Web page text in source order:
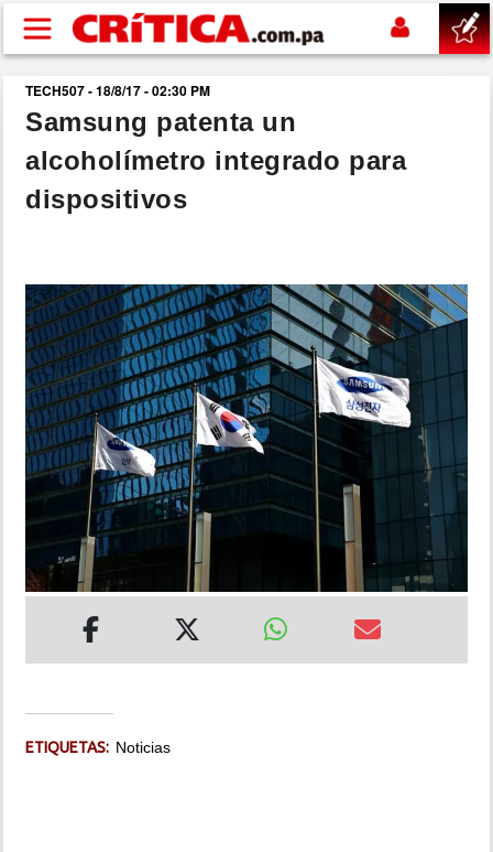
Pasar al contenido principal
buscar
SUCESOS
POLÍTICA
SHOW
DEPORTES
MUNDO
INSÓLITAS
MULTIMEDIA
IMPRESO
TECH507 - 18/8/17 - 02:30 PM
Samsung patenta un
alcoholímetro integrado para
dispositivos
ETIQUETAS: Noticias